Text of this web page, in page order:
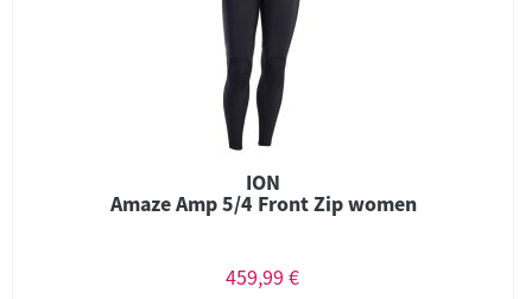
ION
Amaze Amp 5/4 Front Zip women
459,99 €